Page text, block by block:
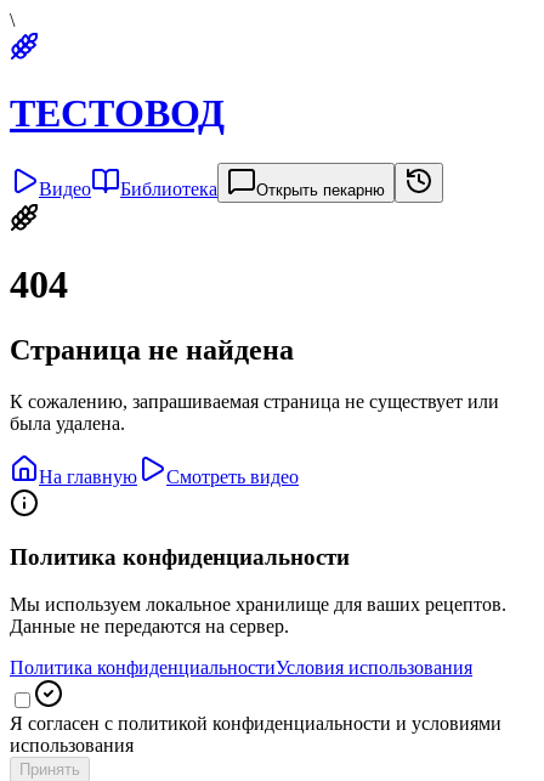
\
ТЕСТОВОД
Видео Библиотека Открыть пекарню
404
Страница не найдена
К сожалению, запрашиваемая страница не существует или
была удалена.
На главную Смотреть видео
Политика конфиденциальности
Мы используем локальное хранилище для ваших рецептов.
Данные не передаются на сервер.
Политика конфиденциальностиУсловия использования
Я согласен с политикой конфиденциальности и условиями
использования
Принять